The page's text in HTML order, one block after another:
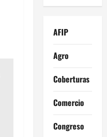
AFIP
Agro
Coberturas
Comercio
Congreso